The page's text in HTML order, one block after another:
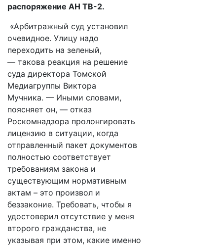
распоряжение АН ТВ-2.
«Арбитражный суд установил
очевидное. Улицу надо
переходить на зеленый,
— такова реакция на решение
суда директора Томской
Медиагруппы Виктора
Мучника. — Иными словами,
поясняет он, — отказ
Роскомнадзора пролонгировать
лицензию в ситуации, когда
отправленный пакет документов
полностью соответствует
требованиям закона и
существующим нормативным
актам – это произвол и
беззаконие. Требовать, чтобы я
удостоверил отсутствие у меня
второго гражданства, не
указывая при этом, какие именно